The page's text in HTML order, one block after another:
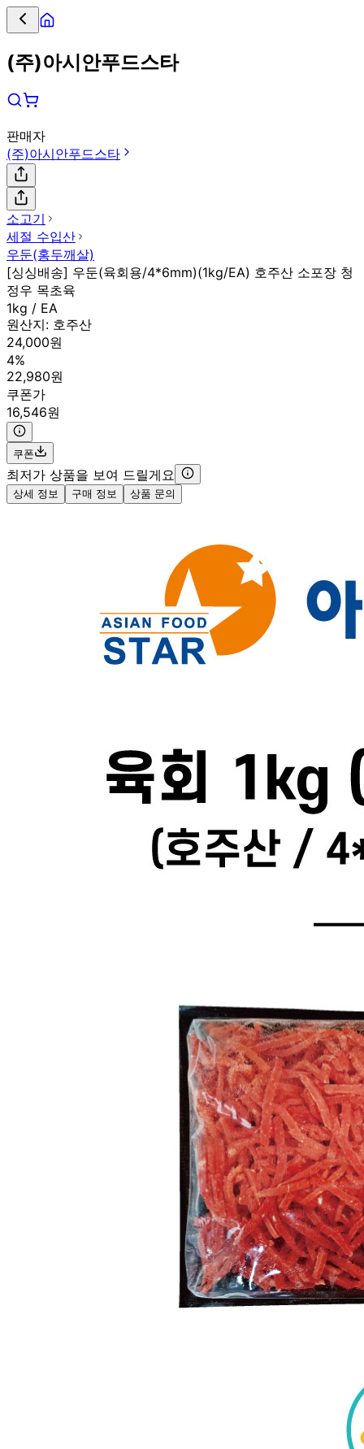
(주)아시안푸드스타
판매자
(주)아시안푸드스타
소고기
세절 수입산
우둔(홍두깨살)
[싱싱배송] 우둔(육회용/4*6mm)(1kg/EA) 호주산 소포장 청
정우 목초육
1kg / EA
원산지: 호주산
24,000원
4%
22,980원
쿠폰가
16,546원
쿠폰
최저가 상품을 보여 드릴게요
상세 정보 구매 정보 상품 문의